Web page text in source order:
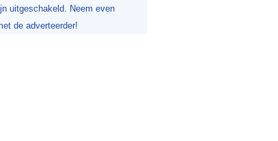
uitgeschakeld. Neem even
de adverteerder!